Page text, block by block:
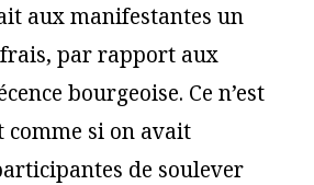
aux manifestantes un
par rapport aux
bourgeoise. Ce n’est
comme si on avait
de soulever